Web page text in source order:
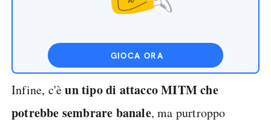
GIOCA ORA
Infine, c'èun tipo di attacco MITM che
potrebbe sembrare banale, ma purtroppo